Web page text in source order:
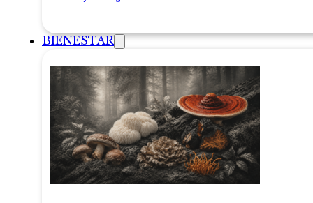
BIENESTAR